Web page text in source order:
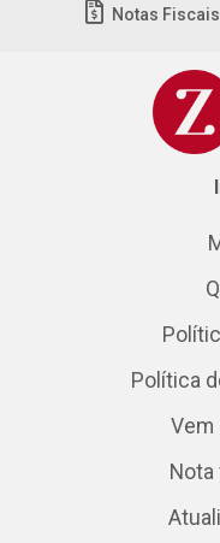
Notas Fiscais
Política
Vem